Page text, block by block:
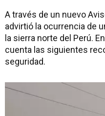
A través de un nuevo
advirtió la ocurrencia de
la sierra norte del Perú.
cuenta las siguientes
seguridad.